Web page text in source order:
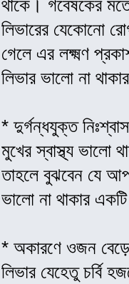
থাকে। গবেষকের
লিভারের যেকোনো
গেলে এর লক্ষ্মণ
লিভার ভালো না
* দুর্গন্ধযুক্ত নিঃশ্বাস
মুখের স্বাস্থ্য ভালো
তাহলে বুঝবেন যে
ভালো না থাকার
* অকারণে ওজন বেড়ে
লিভার যেহেতু চর্বি